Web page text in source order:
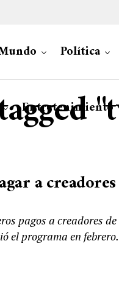
Política
Entretenimiento
a
pagos a creadores
el programa en febrero.